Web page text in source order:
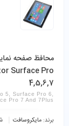
Surface Pro
4,5,6,7
5, Surface Pro 6,
Pro 7 And 7Plus
برند: مایکروسافت